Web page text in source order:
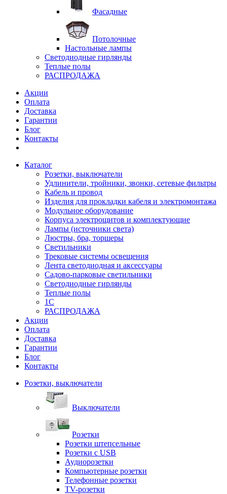
Фасадные
Потолочные
Настольные лампы
Светодиодные гирлянды
Теплые полы
РАСПРОДАЖА
Акции
Оплата
Доставка
Гарантии
Блог
Контакты
Каталог
Розетки, выключатели
Удлинители, тройники, звонки, сетевые фильтры
Кабель и провод
Изделия для прокладки кабеля и электромонтажа
Модульное оборудование
Корпуса электрощитов и комплектующие
Лампы (источники света)
Люстры, бра, торшеры
Светильники
Трековые системы освещения
Лента светодиодная и аксессуары
Садово-парковые светильники
Светодиодные гирлянды
Теплые полы
1С
РАСПРОДАЖА
Акции
Оплата
Доставка
Гарантии
Блог
Контакты
Розетки, выключатели
Выключатели
Розетки
Розетки штепсельные
Розетки с USB
Аудиорозетки
Компьютерные розетки
Телефонные розетки
TV-розетки